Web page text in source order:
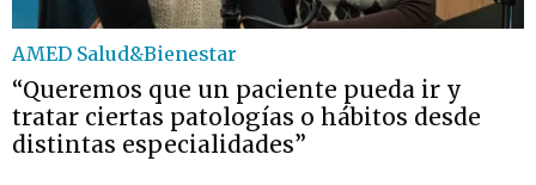
AMED Salud&Bienestar
“Queremos que un paciente pueda ir y
tratar ciertas patologías o hábitos desde
distintas especialidades”